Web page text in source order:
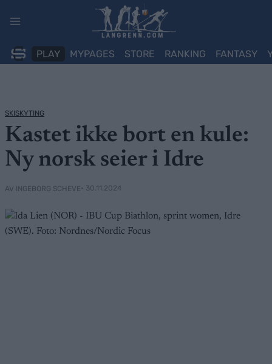
PLAY MYPAGES STORE RANKING FANTASY
SKISKYTING
Kastet ikke bort en kule:
Ny norsk seier i Idre
AV INGEBORG SCHEVE• 30.11.2024